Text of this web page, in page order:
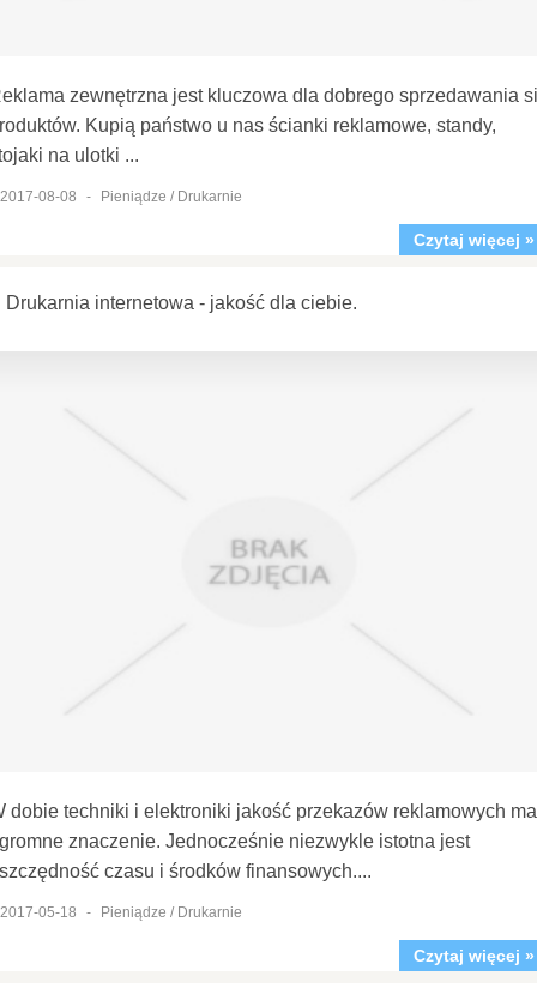
zewnętrzna jest kluczowa dla dobrego sprzedawania
Kupią państwo u nas ścianki reklamowe, standy,
na ulotki ...
2017-08-08 - Pieniądze / Drukarnie
Czytaj więcej »
Drukarnia internetowa - jakość dla ciebie.
dobie techniki i elektroniki jakość przekazów reklamowych ma
znaczenie. Jednocześnie niezwykle istotna jest
czasu i środków finansowych....
2017-05-18 - Pieniądze / Drukarnie
Czytaj więcej »